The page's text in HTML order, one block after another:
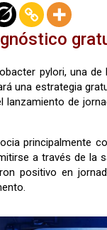
pylori, una
una estrategia
de
principalmente
a través de la
positivo en